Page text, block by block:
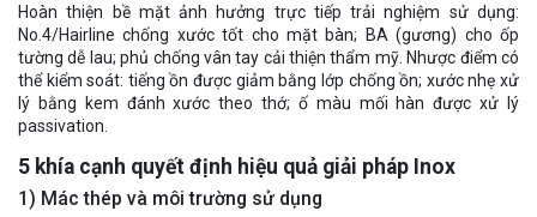
Hoàn thiện bề mặt ảnh hưởng trực tiếp trải nghiệm sử dụng:
No.4/Hairline chống xước tốt cho mặt bàn; BA (gương) cho ốp
tường dễ lau; phủ chống vân tay cải thiện thẩm mỹ. Nhược điểm có
thể kiểm soát: tiếng ồn được giảm bằng lớp chống ồn; xước nhẹ xử
lý bằng kem đánh xước theo thớ; ố màu mối hàn được xử lý
passivation.
5 khía cạnh quyết định hiệu quả giải pháp Inox
1) Mác thép và môi trường sử dụng